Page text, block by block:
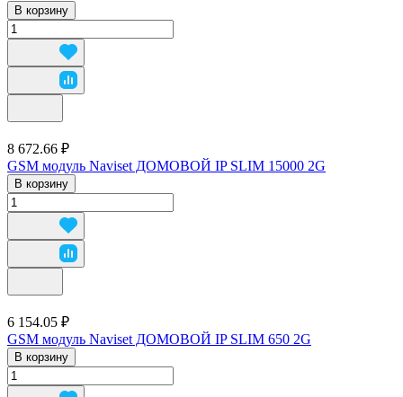
В корзину
8 672.66 ₽
GSM модуль Naviset ДОМОВОЙ IP SLIM 15000 2G
В корзину
6 154.05 ₽
GSM модуль Naviset ДОМОВОЙ IP SLIM 650 2G
В корзину